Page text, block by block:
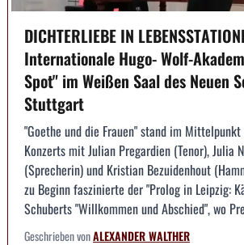
DICHTERLIEBE IN
Internationale Hugo- Wolf-
Spot" im Weißen Saal des Neuen
Stuttgart
"Goethe und die Frauen" stand im Mittelpunkt
Konzerts mit Julian Pregardien (Tenor), Julia
(Sprecherin) und Kristian Bezuidenhout
zu Beginn faszinierte der "Prolog in Leipzig:
Schuberts "Willkommen und Abschied", wo
Geschrieben vonALEXANDER WALTHER